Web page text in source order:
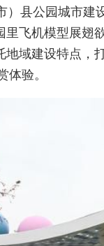
县公园城市
飞机模型展翅
域建设特点，
验。